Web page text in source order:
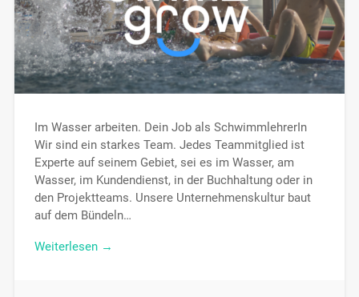
Im Wasser arbeiten. Dein Job als SchwimmlehrerIn
Wir sind ein starkes Team. Jedes Teammitglied ist
Experte auf seinem Gebiet, sei es im Wasser, am
Wasser, im Kundendienst, in der Buchhaltung oder in
den Projektteams. Unsere Unternehmenskultur baut
auf dem Bündeln…
Weiterlesen →